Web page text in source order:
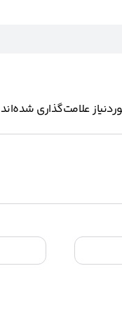
علامت‌گذاری شده‌اند